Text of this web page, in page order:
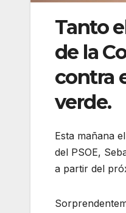
Tanto
de la
contra
verde.
Esta mañana
del PSOE,
a partir del